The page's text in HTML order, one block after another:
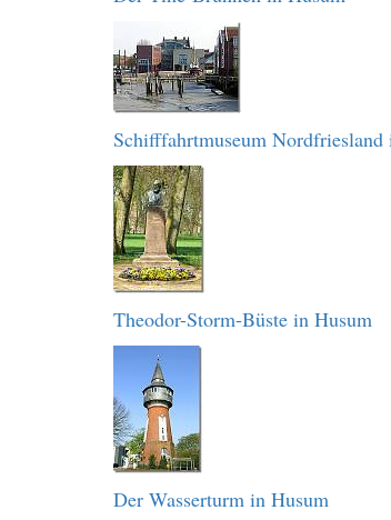
Schifffahrtmuseum Nordfriesland
Theodor-Storm-Büste in Husum
Der Wasserturm in Husum